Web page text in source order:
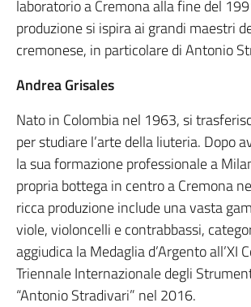
laboratorio a Cremona alla fine del
produzione si ispira ai grandi maestri
cremonese, in particolare di Antonio
Andrea Grisales
Nato in Colombia nel 1963, si
per studiare l’arte della liuteria. Dopo
la sua formazione professionale a
propria bottega in centro a Cremona
ricca produzione include una vasta
viole, violoncelli e contrabbassi,
aggiudica la Medaglia d’Argento all’XI
Triennale Internazionale degli
“Antonio Stradivari” nel 2016.